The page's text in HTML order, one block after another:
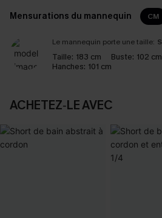
Mensurations du mannequin CM
Le mannequin porte une taille: S
Taille: 183 cm Buste: 102 cm
Hanches: 101 cm
ACHETEZ‑LE AVEC